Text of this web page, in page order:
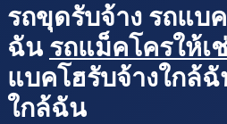
รถขุดรับจ้าง รถแบ
ฉัน รถแม็คโครให้เ
แบคโฮรับจ้างใกล้
ใกล้ฉัน